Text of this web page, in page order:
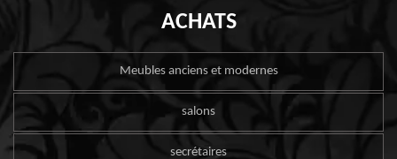
ACHATS
Meubles anciens et modernes
salons
secrétaires